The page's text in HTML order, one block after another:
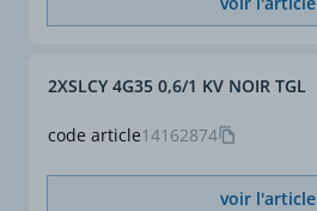
code article14162874
2XSLCY 4G35 0,6/1 KV NOIR TGL
voir l'article